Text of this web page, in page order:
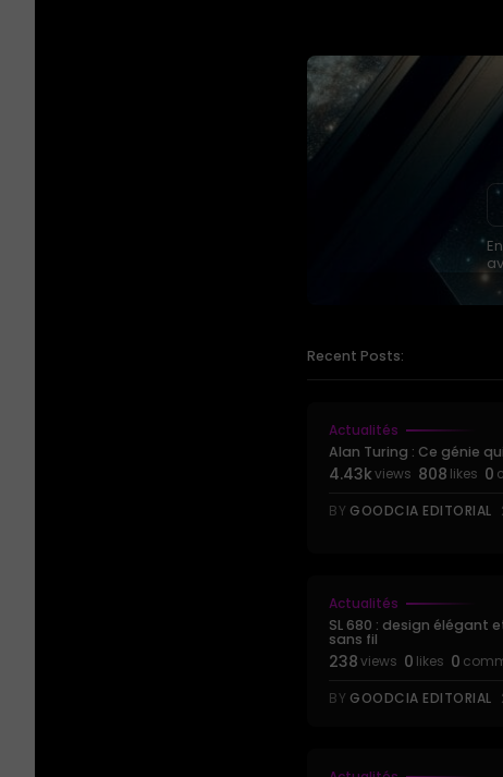
Recent Posts:
Actualités
Alan Turing : Ce génie
4.43kviews 808 likes 0
BY GOODCIA EDITORIAL
Actualités
SL 680 : design
sans fil
238views 0 likes 0
BY GOODCIA EDITORIAL